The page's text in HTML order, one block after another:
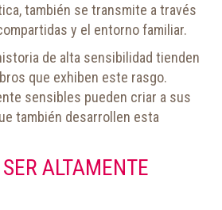
también se transmite a través
y el entorno familiar.
de alta sensibilidad tienden
que exhiben este rasgo.
sensibles pueden criar a sus
también desarrollen esta
ALTAMENTE